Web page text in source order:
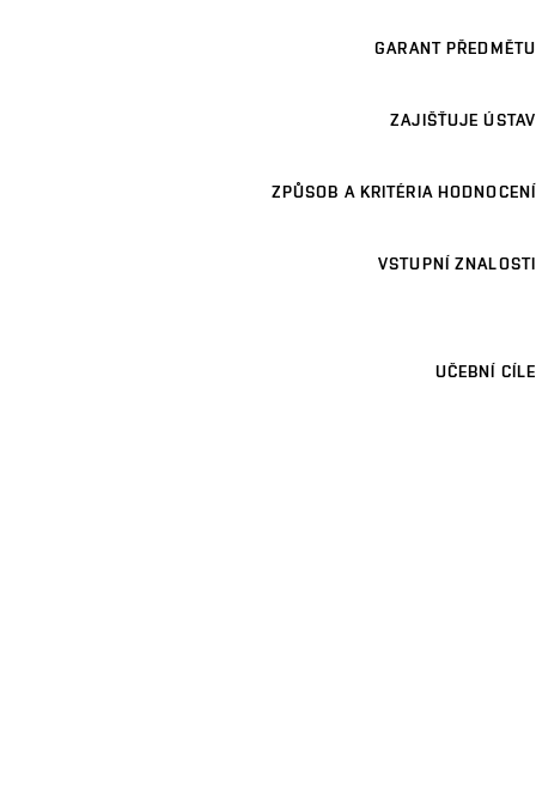
GARANT PŘEDMĚTU
ZAJIŠŤUJE ÚSTAV
ZPŮSOB A KRITÉRIA HODNOCENÍ
VSTUPNÍ ZNALOSTI
UČEBNÍ CÍLE